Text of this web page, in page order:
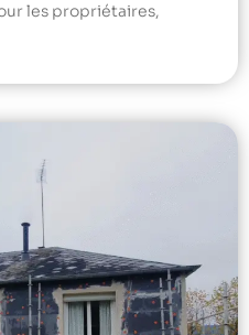
les propriétaires,